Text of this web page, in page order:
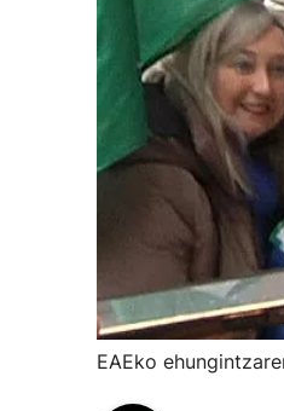
EAEko